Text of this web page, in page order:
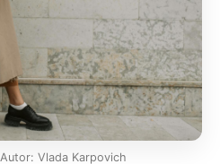
Vlada Karpovich